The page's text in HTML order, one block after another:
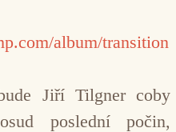
album/transition
Jiří Tilgner coby
poslední počin,